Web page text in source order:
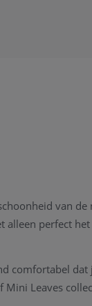
van
alleen perfect
comfortabel
Mini Leaves